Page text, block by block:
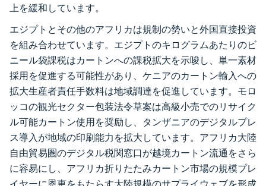
上を緩和しています。
エジプトとその他のアフリカは規制の勢いと外国直接投資
を組み合わせています。エジプトのキログラムあたりのビ
ニール袋課税はカートンへの課税拡大を示唆し、単一素材
採用を促進する可能性があり、ケニアのカートン輸入への
拡大生産者責任手数料は地域調達を促進しています。モロ
ッコの観光セクター包装法令草案は高級小売でのリサイク
ル可能カートン使用を奨励し、タンザニアのデジタルプレ
ス導入が地域の印刷能力を拡大しています。アフリカ大陸
自由貿易圏のデジタル税関窓口が越境カートン流通をさら
に容易にし、アフリカ折りたたみカートン市場の規模プレ